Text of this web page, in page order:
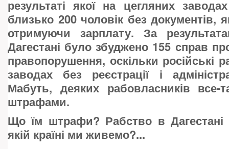
результаті якої на цегляних
близько 200 чоловік без документів,
отримуючи зарплату. За
Дагестані було збуджено 155 справ
правопорушення, оскільки російські
заводах без реєстрації і
Мабуть, деяких рабовласників
штрафами.
Що їм штрафи? Рабство в Дагестані
якій країні ми живемо?...